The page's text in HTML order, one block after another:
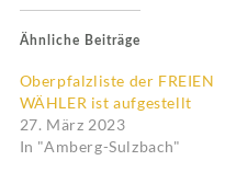
Ähnliche Beiträge
Oberpfalzliste der FREIEN
WÄHLER ist aufgestellt
27. März 2023
In "Amberg-Sulzbach"